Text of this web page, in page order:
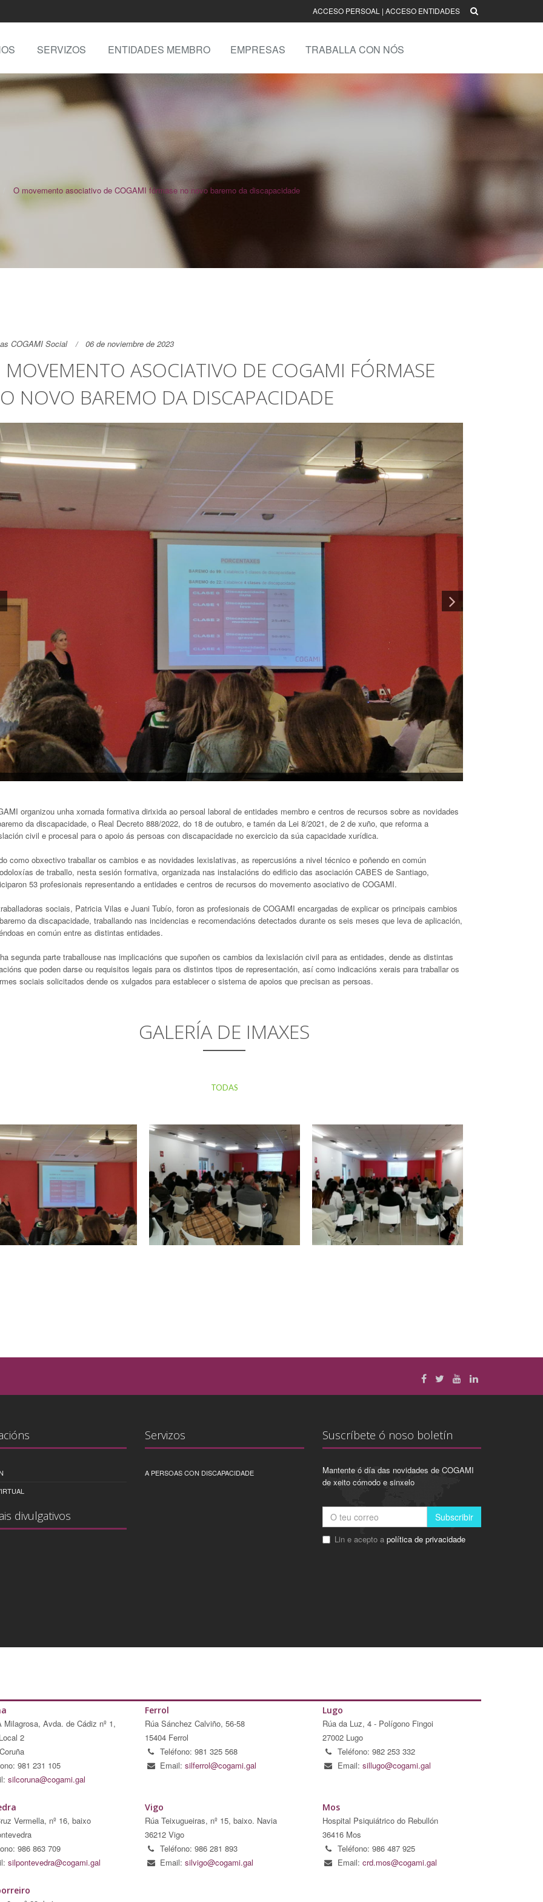
ACCESO PERSOAL | ACCESO ENTIDADES
SERVIZOS ENTIDADES MEMBRO EMPRESAS TRABALLA CON NÓS
O movemento asociativo de COGAMI fórmase no novo baremo da discapacidade
COGAMI Social 06 de noviembre de 2023
ASOCIATIVO DE COGAMI FÓRMASE
NOVO BAREMO DA DISCAPACIDADE
organizou unha xornada formativa dirixida ao persoal laboral de entidades membro e centros de recursos sobre as novidades
da discapacidade, o Real Decreto 888/2022, do 18 de outubro, e tamén da Lei 8/2021, de 2 de xuño, que reforma a
civil e procesal para o apoio ás persoas con discapacidade no exercicio da súa capacidade xurídica.
como obxectivo traballar os cambios e as novidades lexislativas, as repercusións a nivel técnico e poñendo en común
de traballo, nesta sesión formativa, organizada nas instalacións do edificio das asociación CABES de Santiago,
53 profesionais representando a entidades e centros de recursos do movemento asociativo de COGAMI.
sociais, Patricia Vilas e Juani Tubío, foron as profesionais de COGAMI encargadas de explicar os principais cambios
da discapacidade, traballando nas incidencias e recomendacións detectados durante os seis meses que leva de aplicación,
en común entre as distintas entidades.
segunda parte traballouse nas implicacións que supoñen os cambios da lexislación civil para as entidades, dende as distintas
que poden darse ou requisitos legais para os distintos tipos de representación, así como indicacións xerais para traballar os
sociais solicitados dende os xulgados para establecer o sistema de apoios que precisan as persoas.
GALERÍA DE IMAXES
TODAS
divulgativos
Servizos
A PERSOAS CON DISCAPACIDADE
Suscríbete ó noso boletín
Mantente ó día das novidades de COGAMI
de xeito cómodo e sinxelo
Subscribir
Lin e acepto a política de privacidade
Milagrosa, Avda. de Cádiz nº 1,
2
981 231 105
silcoruna@cogami.gal
Ferrol
Rúa Sánchez Calviño, 56-58
15404 Ferrol
Teléfono: 981 325 568
Email: silferrol@cogami.gal
Lugo
Rúa da Luz, 4 - Polígono Fingoi
27002 Lugo
Teléfono: 982 253 332
Email: sillugo@cogami.gal
Vermella, nº 16, baixo
986 863 709
silpontevedra@cogami.gal
Vigo
Rúa Teixugueiras, nº 15, baixo. Navia
36212 Vigo
Teléfono: 986 281 893
Email: silvigo@cogami.gal
Mos
Hospital Psiquiátrico do Rebullón
36416 Mos
Teléfono: 986 487 925
Email: crd.mos@cogami.gal